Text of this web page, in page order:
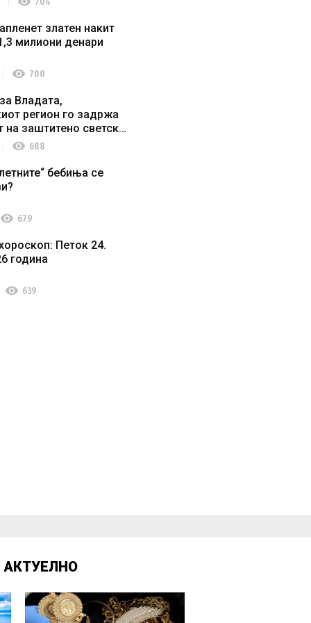
златен накит
милиони денари
visibility 700
Владата,
регион го задржа
на заштитено светско
наследство
visibility 688
бебиња се
visibility 679
Петок 24.
година
visibility 639
АКТУЕЛНО